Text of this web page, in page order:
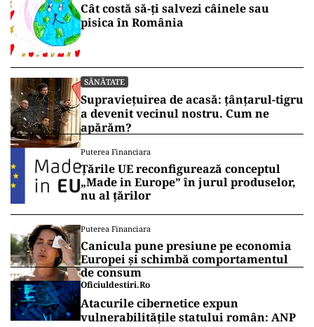
Cât costă să-ți salvezi câinele sau
pisica în România
SĂNĂTATE
Supraviețuirea de acasă: țânțarul-tigru
a devenit vecinul nostru. Cum ne
apărăm?
Puterea Financiara
Țările UE reconfigurează conceptul
„Made in Europe” în jurul produselor,
nu al țărilor
Puterea Financiara
Canicula pune presiune pe economia
Europei și schimbă comportamentul
de consum
Oficiuldestiri.ro
Atacurile cibernetice expun
vulnerabilitățile statului român: ANP